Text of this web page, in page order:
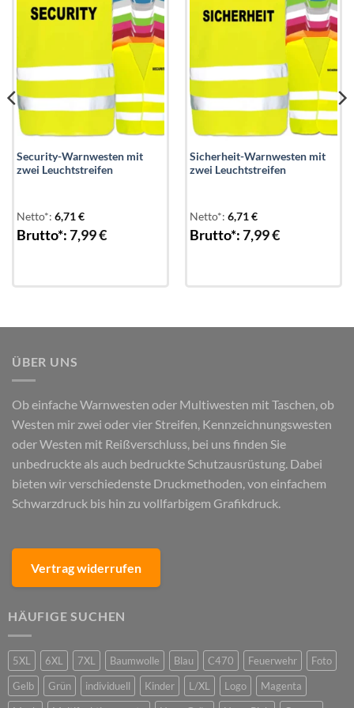
Security-Warnwesten mit
zwei Leuchtstreifen
Netto*: 6,71€
Brutto*:7,99€
Sicherheit-Warnwesten mit
zwei Leuchtstreifen
Netto*: 6,71€
Brutto*:7,99€
ÜBER UNS
Ob einfache Warnwesten oder Multiwesten mit Taschen, ob
Westen mir zwei oder vier Streifen, Kennzeichnungswesten
oder Westen mit Reißverschluss, bei uns finden Sie
unbedruckte als auch bedruckte Schutzausrüstung. Dabei
bieten wir verschiedenste Druckmethoden, von einfachem
Schwarzdruck bis hin zu vollfarbigem Grafikdruck.
Vertrag widerrufen
HÄUFIGE SUCHEN
5XL 6XL 7XL Baumwolle Blau C470 Feuerwehr
Foto
Gelb
Grün individuell Kinder L/XL Logo
Magenta